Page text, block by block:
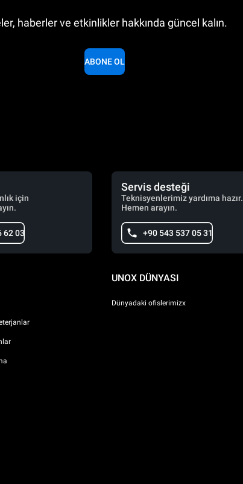
haberler ve etkinlikler hakkında güncel kalın.
ABONE OL
için
62 03
Servis desteği
Teknisyenlerimiz yardıma hazır.
Hemen arayın.
+90 543 537 05 31
UNOX DÜNYASI
Dünyadaki ofislerimizx